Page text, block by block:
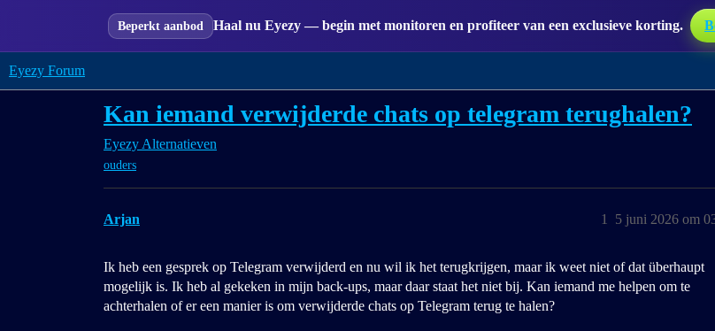
Beperkt aanbod Haal nu Eyezy — begin met monitoren en profiteer van een exclusieve korting.
Eyezy Forum
Kan iemand verwijderde chats op telegram terughalen?
Eyezy Alternatieven
ouders
Arjan 5 juni 2026 om
1
Ik heb een gesprek op Telegram verwijderd en nu wil ik het terugkrijgen, maar ik weet niet of dat überhaupt
mogelijk is. Ik heb al gekeken in mijn back-ups, maar daar staat het niet bij. Kan iemand me helpen om te
achterhalen of er een manier is om verwijderde chats op Telegram terug te halen?